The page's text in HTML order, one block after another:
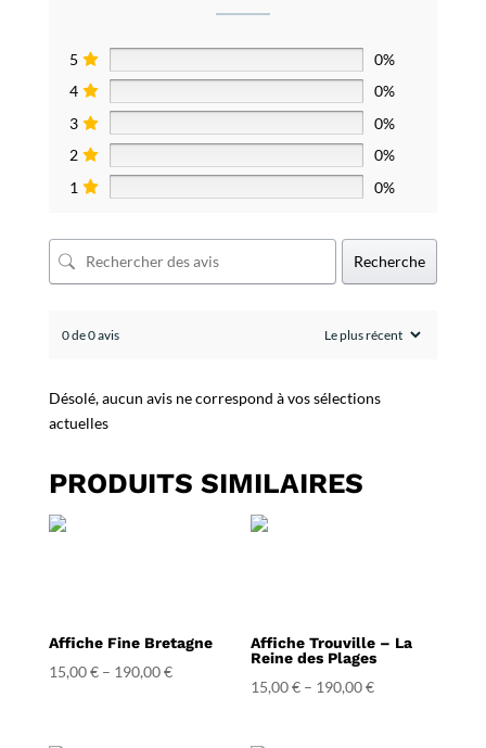
5
0%
4
0%
3
0%
2
0%
1
0%
Recherche
0 de 0 avis
Désolé, aucun avis ne correspond à vos sélections
actuelles
PRODUITS SIMILAIRES
Affiche Fine Bretagne
15,00€– 190,00€
Affiche Trouville – La
Reine des Plages
15,00€ – 190,00€